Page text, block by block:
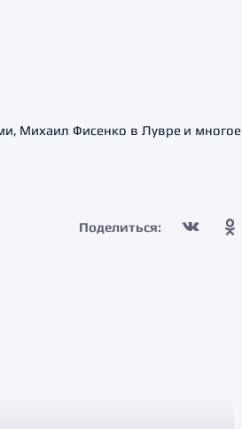
Михаил Фисенко в Лувре и многое
Поделиться: